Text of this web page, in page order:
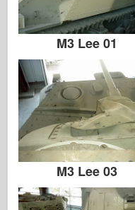
Meihin yhteyttä
Le-lehti
Sarjat
M3 Lee 01
M3 Lee 03